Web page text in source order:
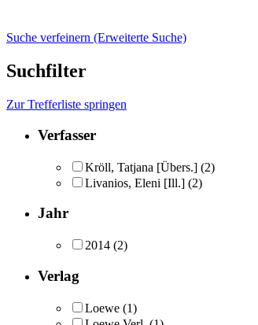
Suche verfeinern (Erweiterte Suche)
Suchfilter
Zur Trefferliste springen
Verfasser
Kröll, Tatjana [Übers.] (2)
Livanios, Eleni [Ill.] (2)
Jahr
2014 (2)
Verlag
Loewe (1)